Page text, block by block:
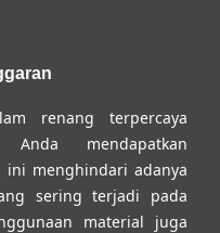
renang terpercaya
mendapatkan
menghindari adanya
sering terjadi pada
material juga